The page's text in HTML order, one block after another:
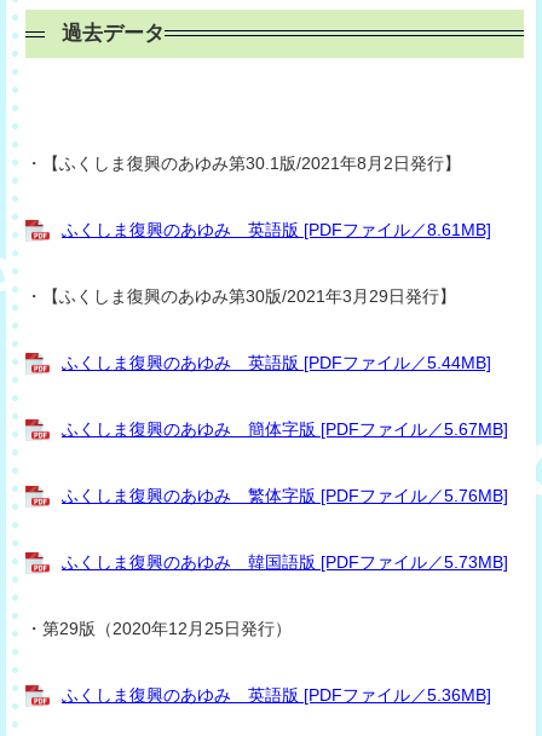
過去データ
・【ふくしま復興のあゆみ第30.1版/2021年8月2日発行】
ふくしま復興のあゆみ 英語版 [PDFファイル／8.61MB]
・【ふくしま復興のあゆみ第30版/2021年3月29日発行】
ふくしま復興のあゆみ 英語版 [PDFファイル／5.44MB]
ふくしま復興のあゆみ 簡体字版 [PDFファイル／5.67MB]
ふくしま復興のあゆみ 繁体字版 [PDFファイル／5.76MB]
ふくしま復興のあゆみ 韓国語版 [PDFファイル／5.73MB]
・第29版（2020年12月25日発行）
ふくしま復興のあゆみ 英語版 [PDFファイル／5.36MB]